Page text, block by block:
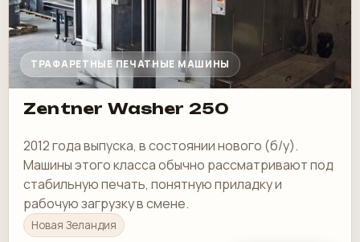
ТРАФАРЕТНЫЕ ПЕЧАТНЫЕ МАШИНЫ
Zentner Washer 250
2012 года выпуска, в состоянии нового (б/у).
Машины этого класса обычно рассматривают под
стабильную печать, понятную приладку и
рабочую загрузку в смене.
Новая Зеландия